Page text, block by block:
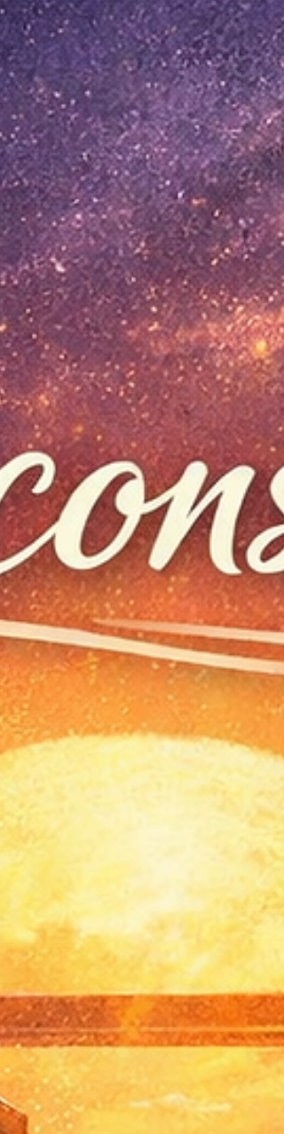
Mais les envies vraiment profondes : la nature, la
forêt, manger un gâteau, peindre, écrire, danser,
jardiner. Ces petites choses qui te ressemblen